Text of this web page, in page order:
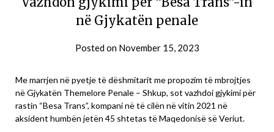
në Gjykatën penale
Posted on November 15, 2023
Me marrjen në pyetje të dëshmitarit me propozim të mbrojtjes
në Gjykatën Themelore Penale – Shkup, sot vazhdoi gjykimi për
rastin “Besa Trans”, kompani në të cilën në vitin 2021 në
aksident humbën jetën 45 shtetas të Maqedonisë së Veriut.